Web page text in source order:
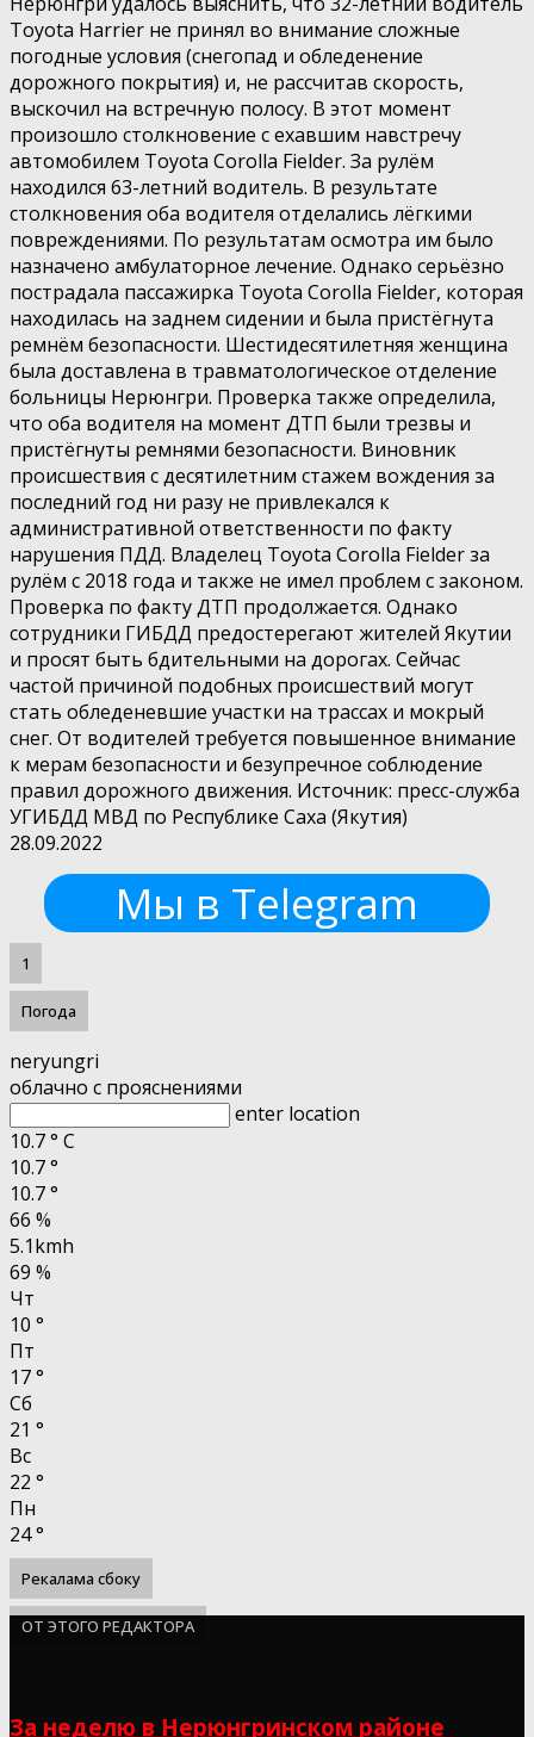
Toyota Harrier не принял во внимание сложные
погодные условия (снегопад и обледенение
дорожного покрытия) и, не рассчитав скорость,
выскочил на встречную полосу. В этот момент
произошло столкновение с ехавшим навстречу
автомобилем Toyota Corolla Fielder. За рулём
находился 63-летний водитель. В результате
столкновения оба водителя отделались лёгкими
повреждениями. По результатам осмотра им было
назначено амбулаторное лечение. Однако серьёзно
пострадала пассажирка Toyota Corolla Fielder, которая
находилась на заднем сидении и была пристёгнута
ремнём безопасности. Шестидесятилетняя женщина
была доставлена в травматологическое отделение
больницы Нерюнгри. Проверка также определила,
что оба водителя на момент ДТП были трезвы и
пристёгнуты ремнями безопасности. Виновник
происшествия с десятилетним стажем вождения за
последний год ни разу не привлекался к
административной ответственности по факту
нарушения ПДД. Владелец Toyota Corolla Fielder за
рулём с 2018 года и также не имел проблем с законом.
Проверка по факту ДТП продолжается. Однако
сотрудники ГИБДД предостерегают жителей Якутии
и просят быть бдительными на дорогах. Сейчас
частой причиной подобных происшествий могут
стать обледеневшие участки на трассах и мокрый
снег. От водителей требуется повышенное внимание
к мерам безопасности и безупречное соблюдение
правил дорожного движения. Источник: пресс-служба
УГИБДД МВД по Республике Саха (Якутия)
28.09.2022
Мы в Telegram
1
Погода
neryungri
облачно с прояснениями
enter location
10.7° C
10.7°
10.7°
66 %
5.1kmh
69 %
Чт
10 °
Пт
17°
Сб
21 °
Вс
22 °
Пн
24°
Рекалама сбоку
ОТ ЭТОГО РЕДАКТОРА
За неделю в Нерюнгринском районе